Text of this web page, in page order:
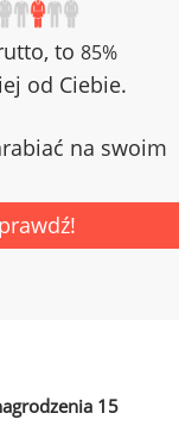
to 85%
od Ciebie.
na swoim
15